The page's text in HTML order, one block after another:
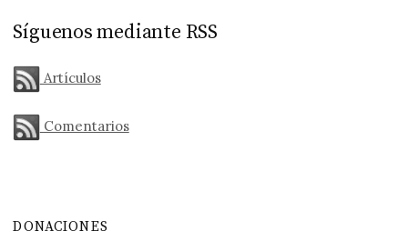
Síguenos mediante RSS
Artículos
Comentarios
DONACIONES